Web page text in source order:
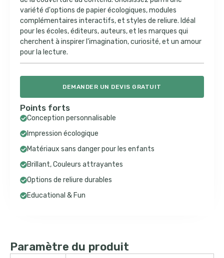
variété d'options de papier écologiques, modules
complémentaires interactifs, et styles de reliure. Idéal
pour les écoles, éditeurs, auteurs, et les marques qui
cherchent à inspirer l'imagination, curiosité, et un amour
pour la lecture.
DEMANDER UN DEVIS GRATUIT
Points forts
Conception personnalisable
Impression écologique
Matériaux sans danger pour les enfants
Brillant, Couleurs attrayantes
Options de reliure durables
Educational & Fun
Paramètre du produit